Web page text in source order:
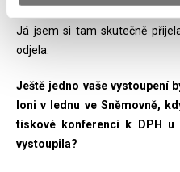
Já jsem si tam skutečně
odjela.
Ještě jedno vaše vystoupení
loni v lednu ve Sněmovně,
tiskové konferenci k DPH
vystoupila?